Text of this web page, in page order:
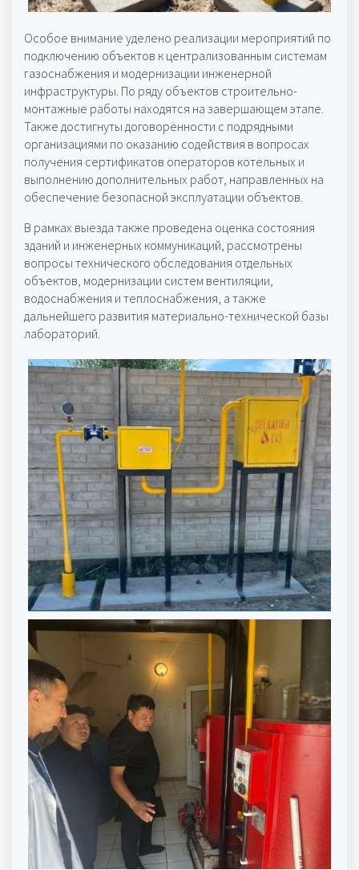
Особое внимание уделено реализации мероприятий по
подключению объектов к централизованным системам
газоснабжения и модернизации инженерной
инфраструктуры. По ряду объектов строительно-
монтажные работы находятся на завершающем этапе.
Также достигнуты договорённости с подрядными
организациями по оказанию содействия в вопросах
получения сертификатов операторов котельных и
выполнению дополнительных работ, направленных на
обеспечение безопасной эксплуатации объектов.
В рамках выезда также проведена оценка состояния
зданий и инженерных коммуникаций, рассмотрены
вопросы технического обследования отдельных
объектов, модернизации систем вентиляции,
водоснабжения и теплоснабжения, а также
дальнейшего развития материально-технической базы
лабораторий.